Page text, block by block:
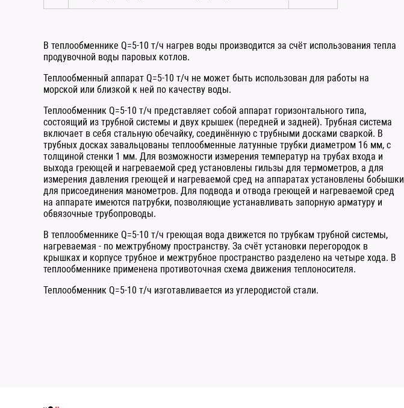
В теплообменнике Q=5-10 т/ч нагрев воды производится за счёт использования тепла
продувочной воды паровых котлов.
Теплообменный аппарат Q=5-10 т/ч не может быть использован для работы на
морской или близкой к ней по качеству воды.
Теплообменник Q=5-10 т/ч представляет собой аппарат горизонтального типа,
состоящий из трубной системы и двух крышек (передней и задней). Трубная система
включает в себя стальную обечайку, соединённую с трубными досками сваркой. В
трубных досках завальцованы теплообменные латунные трубки диаметром 16 мм, с
толщиной стенки 1 мм. Для возможности измерения температур на трубах входа и
выхода греющей и нагреваемой сред установлены гильзы для термометров, а для
измерения давления греющей и нагреваемой сред на аппаратах установлены бобышки
для присоединения манометров. Для подвода и отвода греющей и нагреваемой сред
на аппарате имеются патрубки, позволяющие устанавливать запорную арматуру и
обвязочные трубопроводы.
В теплообменнике Q=5-10 т/ч греющая вода движется по трубкам трубной системы,
нагреваемая - по межтрубному пространству. За счёт установки перегородок в
крышках и корпусе трубное и межтрубное пространство разделено на четыре хода. В
теплообменнике применена противоточная схема движения теплоносителя.
Теплообменник Q=5-10 т/ч изготавливается из углеродистой стали.